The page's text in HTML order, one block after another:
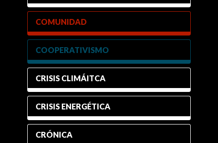
COMUNIDAD
COOPERATIVISMO
CRISIS CLIMÁITCA
CRISIS ENERGÉTICA
CRÓNICA